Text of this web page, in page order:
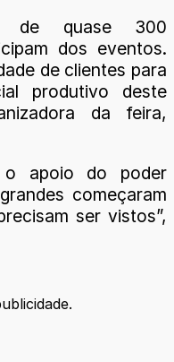
de quase 300
dos eventos.
de clientes para
produtivo deste
da feira,
o apoio do poder
começaram
ser vistos”,